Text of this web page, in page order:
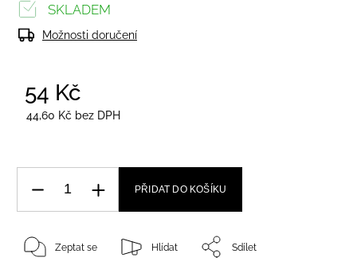
54 Kč
44,60 Kč bez DPH
SKLADEM
Možnosti doručení
PŘIDAT DO KOŠÍKU
Zeptat se Hlídat Sdílet